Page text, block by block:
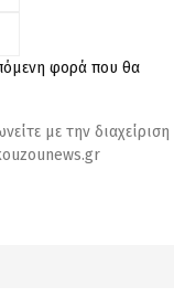
φορά που θα
με την διαχείριση